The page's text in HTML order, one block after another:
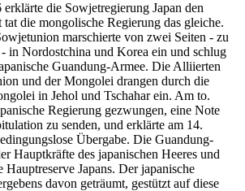
die Sowjetregierung Japan den
die mongolische Regierung das gleiche.
marschierte von zwei Seiten - zu
in Nordostchina und Korea ein und schlug
Guandung-Armee. Die Alliierten
und der Mongolei drangen durch die
in Jehol und Tschahar ein. Am to.
Regierung gezwungen, eine Note
zu senden, und erklärte am 14.
Übergabe. Die Guandung-
Hauptkräfte des japanischen Heeres und
Hauptreserve Japans. Der japanische
davon geträumt, gestützt auf diese